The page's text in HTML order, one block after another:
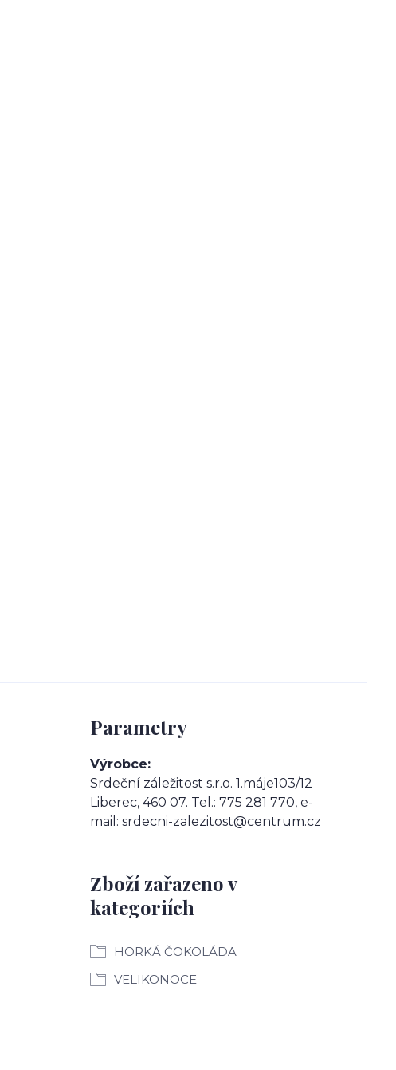
Parametry
Výrobce
Srdeční záležitost s.r.o. 1.máje103/12
Liberec, 460 07. Tel.: 775 281 770, e-
mail: srdecni-zalezitost@centrum.cz
Zboží zařazeno v
kategoriích
HORKÁ ČOKOLÁDA
VELIKONOCE